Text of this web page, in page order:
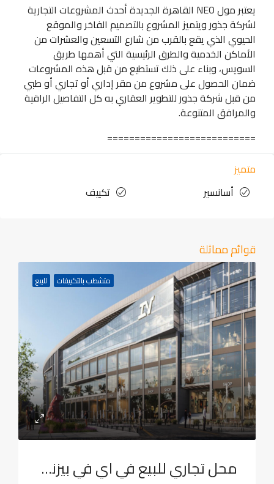
يعتبر مول NEO القاهرة الجديدة أحدث المشروعات التجارية
لشركة جذور ويتميز المشروع بالتصميم الفاخر والموقع
الحيوي الذي يقع بالقرب من شارع التسعين والعشرات من
الأماكن الخدمية والطرق الرئيسية التي أهمها طريق
السويس، وبناء على ذلك تستطيع من قبل هذه المشروعات
ضمان الحصول على مشروع من مقر إداري أو تجاري أو طبي
من قبل شركة جذور للتطوير العقاري به كل التفاصيل الراقية
والمرافق المتنوعة.
===========================
متميز
أسانسير
تكييف
قوائم مماثلة
متشطب بالتكييفات للبيع
محل تجاري للبيع في اي في بيزنيس بارك, الحي الاول